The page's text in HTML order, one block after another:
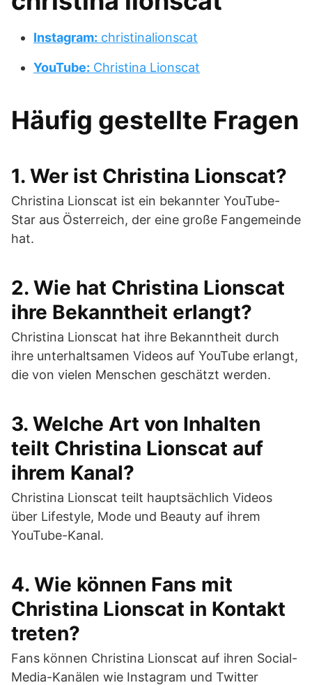
Instagram: christinalionscat
YouTube: Christina Lionscat
Häufig gestellte Fragen
1. Wer ist Christina Lionscat?
Christina Lionscat ist ein bekannter YouTube-
Star aus Österreich, der eine große Fangemeinde
hat.
2. Wie hat Christina Lionscat
ihre Bekanntheit erlangt?
Christina Lionscat hat ihre Bekanntheit durch
ihre unterhaltsamen Videos auf YouTube erlangt,
die von vielen Menschen geschätzt werden.
3. Welche Art von Inhalten
teilt Christina Lionscat auf
ihrem Kanal?
Christina Lionscat teilt hauptsächlich Videos
über Lifestyle, Mode und Beauty auf ihrem
YouTube-Kanal.
4. Wie können Fans mit
Christina Lionscat in Kontakt
treten?
Fans können Christina Lionscat auf ihren Social-
Media-Kanälen wie Instagram und Twitter